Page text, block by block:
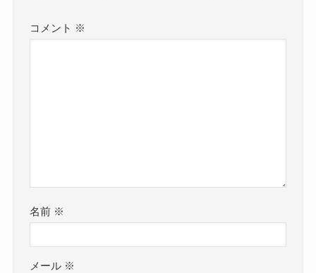
コメント ※
名前 ※
メール ※